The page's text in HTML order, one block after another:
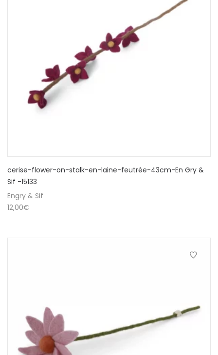
cerise-flower-on-stalk-en-laine-feutrée-43cm-En Gry &
Sif -15133
Engry & Sif
12,00€